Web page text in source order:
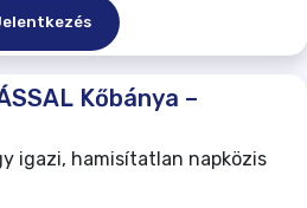
Kőbánya –
igazi, hamisítatlan napközis